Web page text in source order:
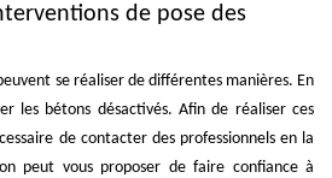
de pose des
se réaliser de différentes manières. En
les bétons désactivés. Afin de réaliser ces
de contacter des professionnels en la
peut vous proposer de faire confiance à